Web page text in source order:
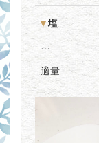
塩
…
適量